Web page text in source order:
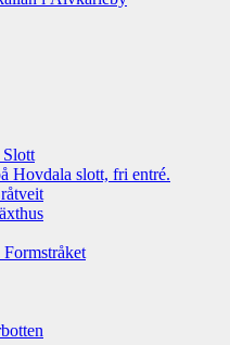
Slott
Hovdala slott, fri entré.